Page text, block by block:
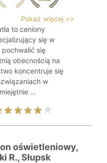
Pokaż więcej >>
to ceniony
się w
się
obecnością na
koncentruje się
w
...
oświetleniowy,
R., Słupsk